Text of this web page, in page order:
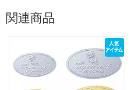
関連商品